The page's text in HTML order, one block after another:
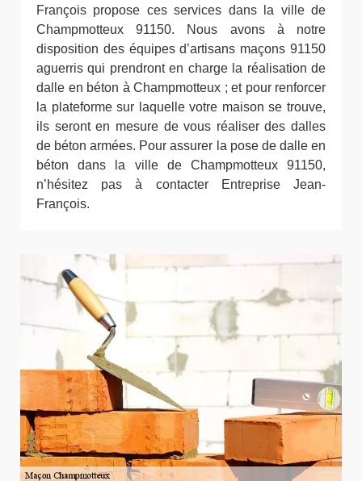
François propose ces services dans la ville de
Champmotteux 91150. Nous avons à notre
disposition des équipes d’artisans maçons 91150
aguerris qui prendront en charge la réalisation de
dalle en béton à Champmotteux ; et pour renforcer
la plateforme sur laquelle votre maison se trouve,
ils seront en mesure de vous réaliser des dalles
de béton armées. Pour assurer la pose de dalle en
béton dans la ville de Champmotteux 91150,
n’hésitez pas à contacter Entreprise Jean-
François.